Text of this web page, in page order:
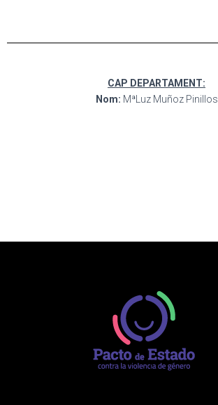
CAP DEPARTAMENT:
Nom: MªLuz Muñoz Pinillos